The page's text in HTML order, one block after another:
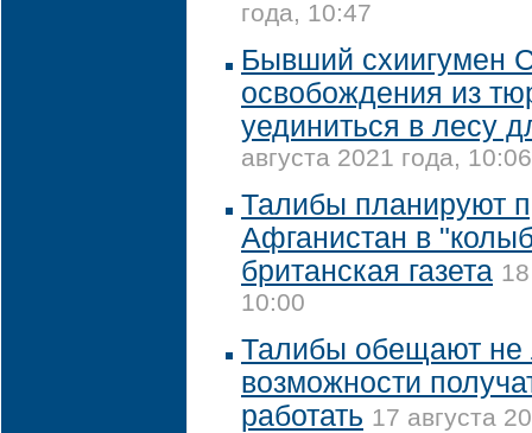
года, 10:47
Бывший схиигумен
освобождения из
уединиться в лесу
августа 2021 года, 10:06
Талибы планируют
Афганистан в
британская газета
10:00
Талибы обещают
возможности
работать 17 августа